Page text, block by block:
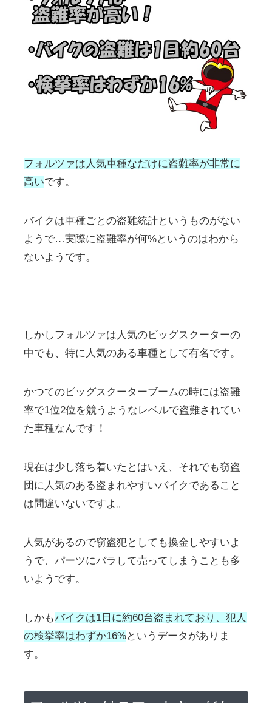
フォルツァは人気車種なだけに盗難率が非常に
高いです。
バイクは車種ごとの盗難統計というものがない
ようで…実際に盗難率が何%というのはわから
ないようです。
しかしフォルツァは人気のビッグスクーターの
中でも、特に人気のある車種として有名です。
かつてのビッグスクーターブームの時には盗難
率で1位2位を競うようなレベルで盗難されてい
た車種なんです！
現在は少し落ち着いたとはいえ、それでも窃盗
団に人気のある盗まれやすいバイクであること
は間違いないですよ。
人気があるので窃盗犯としても換金しやすいよ
うで、パーツにバラして売ってしまうことも多
いようです。
しかもバイクは1日に約60台盗まれており、犯人
の検挙率はわずか16%というデータがありま
す。